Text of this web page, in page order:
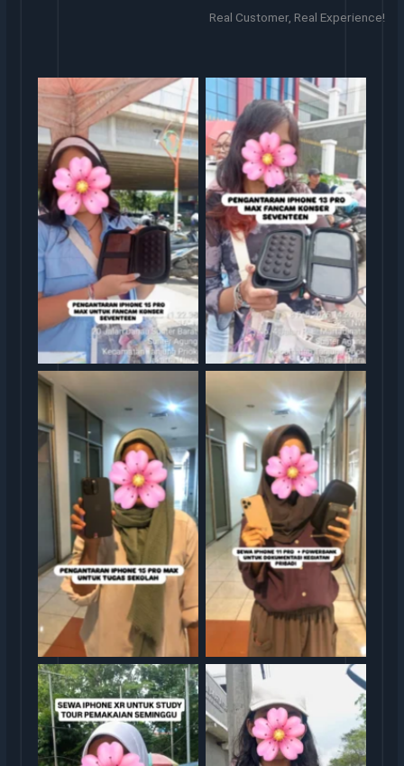
Real Customer, Real Experience!
Sewa iphone Sewa iphone jakarta
Sewa iphone jakarta Sewa iphone jakarta